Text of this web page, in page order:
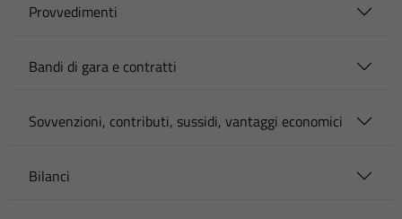
Provvedimenti
Bandi di gara e contratti
Sovvenzioni, contributi, sussidi, vantaggi economici
Bilanci